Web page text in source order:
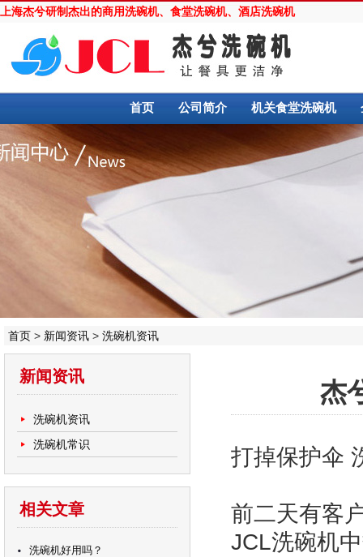
上海杰兮研制杰出的商用洗碗机、 食堂洗碗机、 酒店洗碗机
机关食堂洗碗机
公司简介
首页
首页 > 新闻资讯 > 洗碗机资讯
新闻资讯
洗碗机资讯
洗碗机常识
相关文章
洗碗机好用吗？
杰
打掉保护伞
前二天有客
JCL洗碗机